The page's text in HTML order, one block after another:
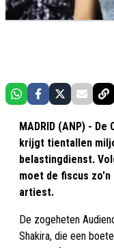
MADRID (ANP) -
krijgt tientallen
belastingdienst.
moet de fiscus zo'n
artiest.
De zogeheten
Shakira, die een